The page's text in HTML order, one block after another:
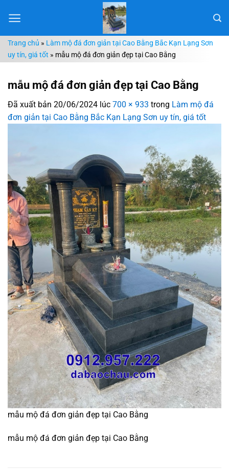
đến
dungTrang chủ » Làm mộ đá đơn giản tại Cao Bằng Bắc Kạn Lạng Sơn
uy tín, giá tốt » mẫu mộ đá đơn giản đẹp tại Cao Bằng
mẫu mộ đá đơn giản đẹp tại Cao Bằng
Đã xuất bản 20/06/2024 lúc 700 × 933 trong Làm mộ đá
đơn giản tại Cao Bằng Bắc Kạn Lạng Sơn uy tín, giá tốt
mẫu mộ đá đơn giản đẹp tại Cao Bằng
mẫu mộ đá đơn giản đẹp tại Cao Bằng